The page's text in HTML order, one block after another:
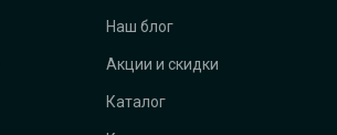
Наш блог
Акции и скидки
Каталог